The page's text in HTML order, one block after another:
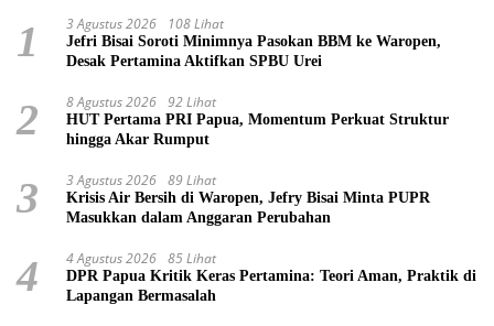
1 3 Agustus 2026 108 Lihat
Jefri Bisai Soroti Minimnya Pasokan BBM ke Waropen,
Desak Pertamina Aktifkan SPBU Urei
2 8 Agustus 2026 92 Lihat
HUT Pertama PRI Papua, Momentum Perkuat Struktur
hingga Akar Rumput
3 3 Agustus 2026 89 Lihat
Krisis Air Bersih di Waropen, Jefry Bisai Minta PUPR
Masukkan dalam Anggaran Perubahan
4 4 Agustus 2026 85 Lihat
DPR Papua Kritik Keras Pertamina: Teori Aman, Praktik di
Lapangan Bermasalah